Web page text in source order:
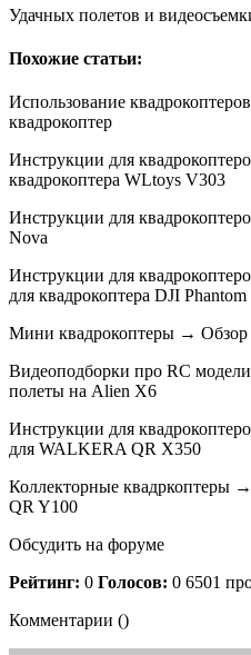
Удачных полетов и
Похожие статьи:
Использование
квадрокоптер
Инструкции для
квадрокоптера WLtoys V303
Инструкции для
Nova
Инструкции для
для квадрокоптера DJI Phantom
Мини квадрокоптеры → Обзор
Видеоподборки про RC
полеты на Alien X6
Инструкции для
для WALKERA QR X350
Коллекторные квадркоптеры
QR Y100
Обсудить на форуме
Рейтинг: 0 Голосов: 0 6501
Комментарии ()